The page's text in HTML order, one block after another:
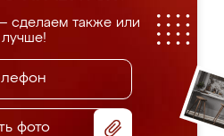
сделаем также или
лучше!
фото